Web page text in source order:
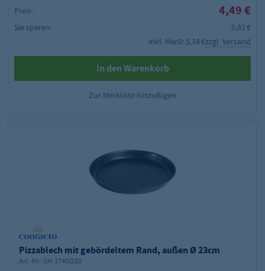
Preis:
4,49 €
Sie sparen:
0,81 €
inkl. MwSt.5,34 €zzgl. Versand
In den Warenkorb
Zur Merkliste hinzufügen
Pizzablech mit gebördeltem Rand, außen Ø 23cm
Art.-Nr.: GH-1740/220